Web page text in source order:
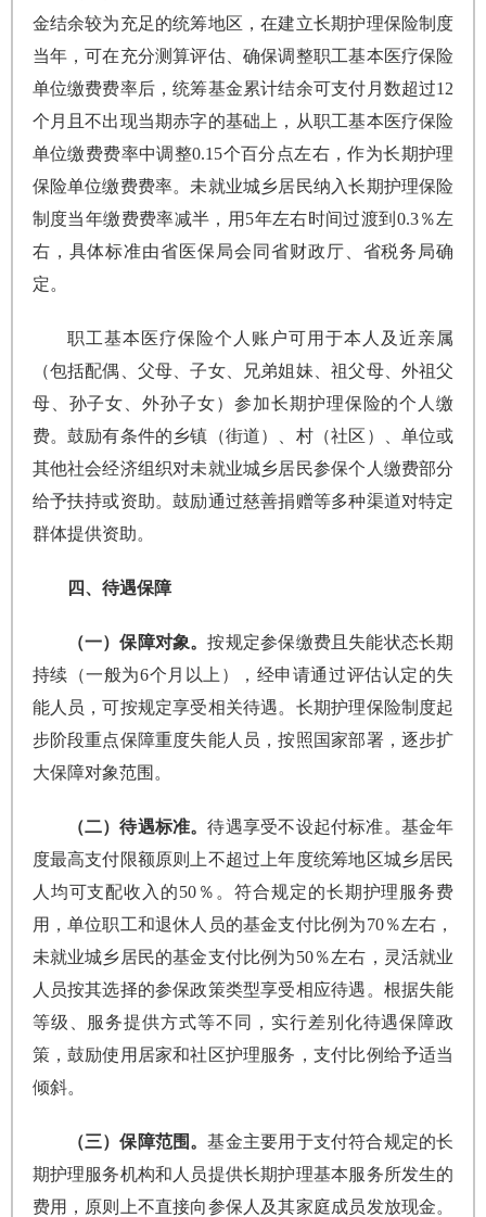
金结余较为充足的统筹地区，在建立长期护理保险制度
当年，可在充分测算评估、确保调整职工基本医疗保险
单位缴费费率后，统筹基金累计结余可支付月数超过12
个月且不出现当期赤字的基础上，从职工基本医疗保险
单位缴费费率中调整0.15个百分点左右，作为长期护理
保险单位缴费费率。未就业城乡居民纳入长期护理保险
制度当年缴费费率减半，用5年左右时间过渡到0.3％左
右，具体标准由省医保局会同省财政厅、省税务局确
定。
职工基本医疗保险个人账户可用于本人及近亲属
（包括配偶、父母、子女、兄弟姐妹、祖父母、外祖父
母、孙子女、外孙子女）参加长期护理保险的个人缴
费。鼓励有条件的乡镇（街道）、村（社区）、单位或
其他社会经济组织对未就业城乡居民参保个人缴费部分
给予扶持或资助。鼓励通过慈善捐赠等多种渠道对特定
群体提供资助。
四、待遇保障
（一）保障对象。按规定参保缴费且失能状态长期
持续（一般为6个月以上），经申请通过评估认定的失
能人员，可按规定享受相关待遇。长期护理保险制度起
步阶段重点保障重度失能人员，按照国家部署，逐步扩
大保障对象范围。
（二）待遇标准。待遇享受不设起付标准。基金年
度最高支付限额原则上不超过上年度统筹地区城乡居民
人均可支配收入的50％。符合规定的长期护理服务费
用，单位职工和退休人员的基金支付比例为70％左右，
未就业城乡居民的基金支付比例为50％左右，灵活就业
人员按其选择的参保政策类型享受相应待遇。根据失能
等级、服务提供方式等不同，实行差别化待遇保障政
策，鼓励使用居家和社区护理服务，支付比例给予适当
倾斜。
（三）保障范围。基金主要用于支付符合规定的长
期护理服务机构和人员提供长期护理基本服务所发生的
费用，原则上不直接向参保人及其家庭成员发放现金。